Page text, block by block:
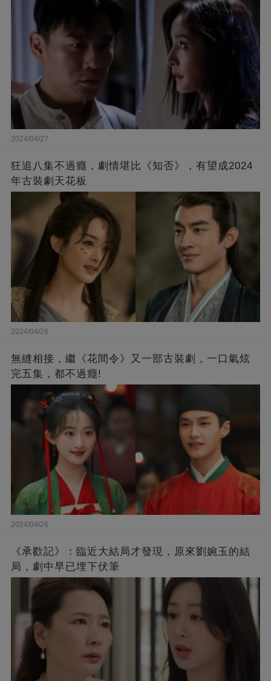
2024/04/27
狂追八集不過癮，劇情堪比《知否》，有望成2024
年古裝劇天花板
2024/04/26
無縫相接，繼《花間令》又一部古裝劇，一口氣炫
完五集，都不過癮!
2024/04/26
《承歡記》：臨近大結局才發現，原來劉婉玉的結
局，劇中早已埋下伏筆